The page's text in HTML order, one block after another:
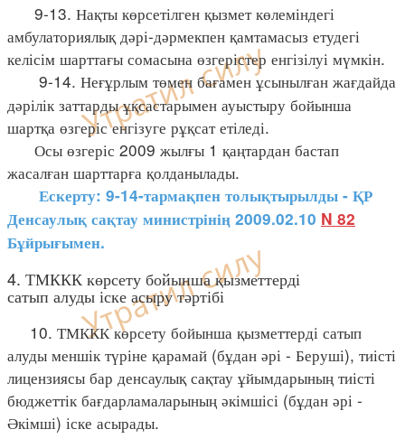
9-13. Нақты көрсетілген қызмет көлеміндегі
амбулаториялық дәрі-дәрмекпен қамтамасыз етудегі
келісім шарттағы сомасына өзгерістер енгізілуі мүмкін.
9-14. Неғұрлым төмен бағамен ұсынылған жағдайда
дәрілік заттарды ұқсастарымен ауыстыру бойынша
шартқа өзгеріс енгізуге рұқсат етіледі.
Осы өзгеріс 2009 жылғы 1 қаңтардан бастап
жасалған шарттарға қолданылады.
Ескерту: 9-14-тармақпен толықтырылды - ҚР
Денсаулық сақтау министрінің 2009.02.10 N 82
Бұйрығымен.
4. ТМККК көрсету бойынша қызметтерді
сатып алуды іске асыру тәртібі
10. ТМККК көрсету бойынша қызметтерді сатып
алуды меншік түріне қарамай (бұдан әрі - Беруші), тиісті
лицензиясы бар денсаулық сақтау ұйымдарының тиісті
бюджеттік бағдарламаларының әкімшісі (бұдан әрі -
Әкімші) іске асырады.